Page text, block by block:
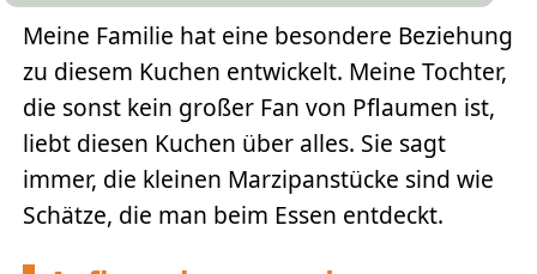
Meine Familie hat eine besondere Beziehung
zu diesem Kuchen entwickelt. Meine Tochter,
die sonst kein großer Fan von Pflaumen ist,
liebt diesen Kuchen über alles. Sie sagt
immer, die kleinen Marzipanstücke sind wie
Schätze, die man beim Essen entdeckt.